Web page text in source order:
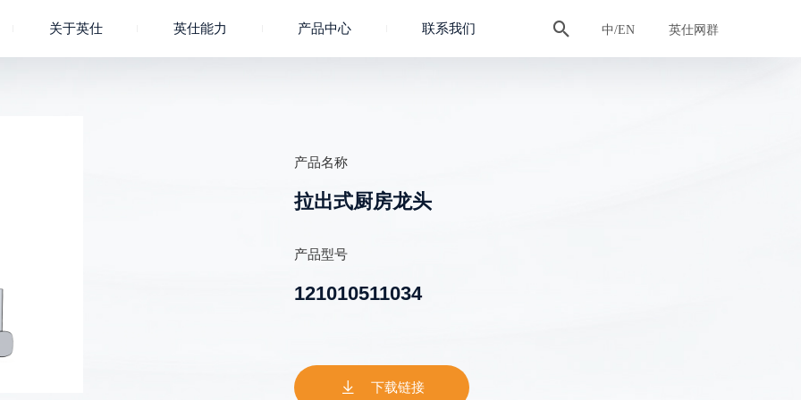
关于英仕 英仕能力 产品中心 联系我们  中/EN 英仕网群
产品名称
拉出式厨房龙头
产品型号
121010511034
 下载链接